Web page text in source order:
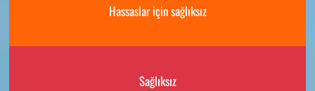
Hassaslar için sağlıksız
Sağlıksız